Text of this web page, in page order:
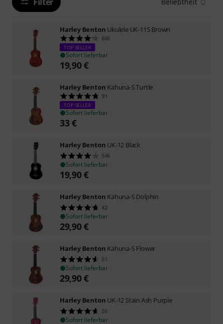
Harley Benton Ukulele UK-11S Brown
865
TOP-SELLER
Sofort lieferbar
19,90€
Harley Benton Kahuna-S Turtle
91
TOP-SELLER
Sofort lieferbar
33€
Harley Benton UK-12 Black
546
Sofort lieferbar
19,90€
Harley Benton Kahuna-S Dolphin
42
Sofort lieferbar
29,90€
Harley Benton Kahuna-S Flower
51
Sofort lieferbar
29,90€
Harley Benton UK-12 Stain Ash Purple
26
Sofort lieferbar